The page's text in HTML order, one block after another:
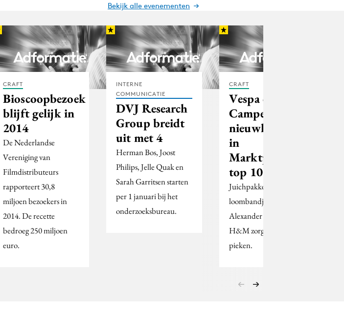
Bekijk alle evenementen
CRAFT
Bioscoopbezoek
blijft gelijk in
2014
De Nederlandse
Vereniging van
Filmdistributeurs
rapporteert 30,8
miljoen bezoekers in
2014. De recette
bedroeg 250 miljoen
euro.
INTERNE
COMMUNICATIE
DVJ Research
Group breidt
uit met 4
Herman Bos, Joost
Philips, Jelle Quak en
Sarah Garritsen starten
per 1 januari bij het
onderzoeksbureau.
CRAFT
Vespa en
Camper zijn
nieuwkomers
in
Marktplaats
top 10
Juichpakken,
loombandjes en
Alexander Wang voor
H&M zorgen voor
pieken.